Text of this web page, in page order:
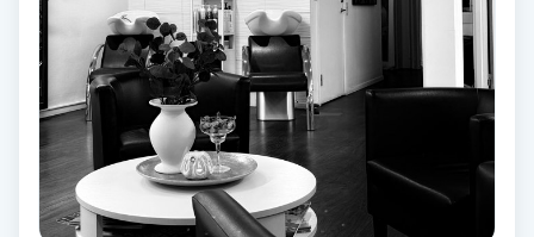
Skönhet
Slingor
Sockring